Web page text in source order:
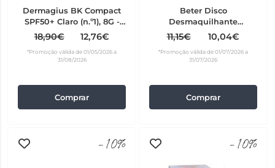
Dermagius BK Compact
SPF50+ Claro (n.º1), 8G -
refill
18,90€ 12,76€
*Promoção válida de 01/05/2026 a
31/08/2026
Comprar
Beter Disco
Desmaquilhante
Reutilizável 22321
11,15€ 10,04€
*Promoção válida de 01/07/2026 a
31/07/2026
Comprar
-10% -10%